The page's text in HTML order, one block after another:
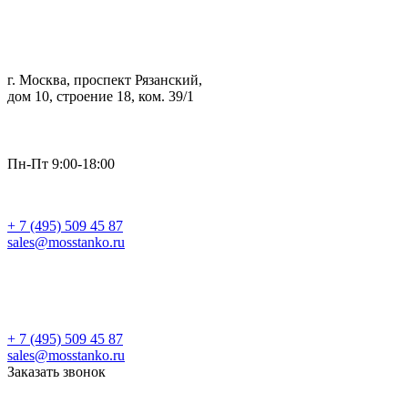
г. Москва, проспект Рязанский,
дом 10, строение 18, ком. 39/1
Пн-Пт 9:00-18:00
+ 7 (495) 509 45 87
sales@mosstanko.ru
+ 7 (495) 509 45 87
sales@mosstanko.ru
Заказать звонок